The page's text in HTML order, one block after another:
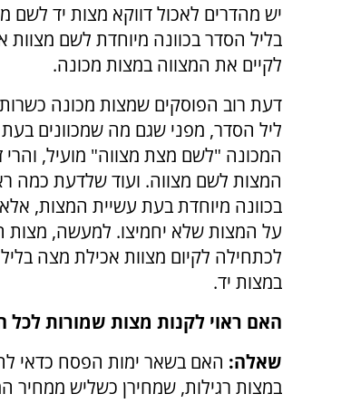
יש מהדרים לאכול דווקא מצות יד לשם
בליל הסדר בכוונה מיוחדת לשם מצוות
לקיים את המצווה במצות מכונה.
דעת רוב הפוסקים שמצות מכונה
ליל הסדר, מפני שגם מה שמכוונים
המכונה "לשם מצת מצווה" מועיל,
המצות לשם מצווה. ועוד שלדעת כמה
בכוונה מיוחדת בעת עשיית המצות,
על המצות שלא יחמיצו. למעשה, מצות
לכתחילה לקיום מצוות אכילת מצה
במצות יד.
האם ראוי לקנות מצות שמורות לכל
שאלה: האם בשאר ימות הפסח כדאי
במצות רגילות, שמחירן כשליש ממחיר